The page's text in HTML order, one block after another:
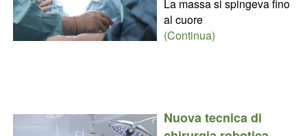
La massa si spingeva fino
al cuore
(Continua)
Nuova tecnica di